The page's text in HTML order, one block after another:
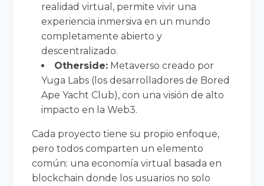
realidad virtual, permite vivir una
experiencia inmersiva en un mundo
completamente abierto y
descentralizado.
Otherside: Metaverso creado por
Yuga Labs (los desarrolladores de Bored
Ape Yacht Club), con una visión de alto
impacto en la Web3.
Cada proyecto tiene su propio enfoque,
pero todos comparten un elemento
común: una economía virtual basada en
blockchain donde los usuarios no solo